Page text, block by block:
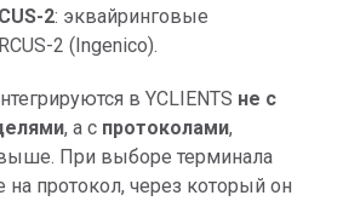
2: эквайринговые
2 (Ingenico).
в YCLIENTS не с
, а с протоколами,
При выборе терминала
на протокол, через который он